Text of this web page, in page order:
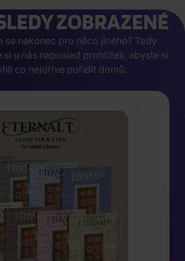
ZOBRAZENÉ
se nakonec pro něco jiného? Tady
si u nás naposled prohlíželi, abyste si
co nejdříve pořídit domů.